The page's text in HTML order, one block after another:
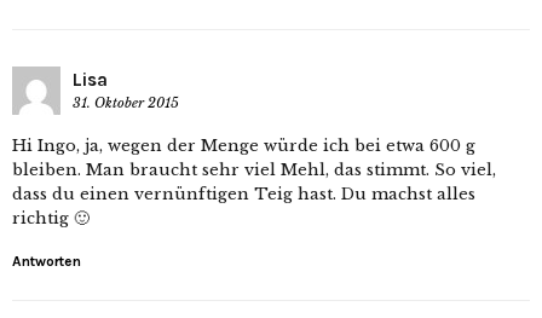
Lisa
31. Oktober 2015
Hi Ingo, ja, wegen der Menge würde ich bei etwa 600 g
bleiben. Man braucht sehr viel Mehl, das stimmt. So viel,
dass du einen vernünftigen Teig hast. Du machst alles
richtig 🙂
Antworten